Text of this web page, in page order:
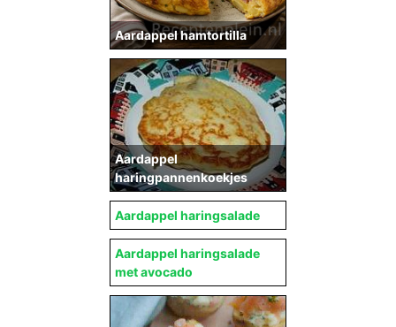
Aardappel hamtortilla
Aardappel
haringpannenkoekjes
Aardappel haringsalade
Aardappel haringsalade
met avocado